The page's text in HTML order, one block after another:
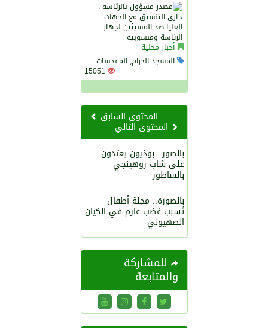
أخبار محلية
المسجد الحرام, المقدسات
15051
المحتوى السابق
المحتوى التالي
بالصور.. بوذيون يعتدون
على شاب روهينجي
بالساطور
بالصورة.. مجلة أطفال
تُسبب غضب عارم في الكيان
الصهيوني
للمشاركة
والمتابعة